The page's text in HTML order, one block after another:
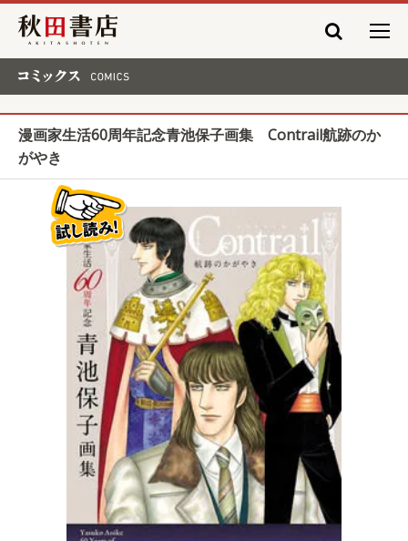
秋田書店
漫画家生活60周年記念青池保子画集 Contrail航跡のか
がやき